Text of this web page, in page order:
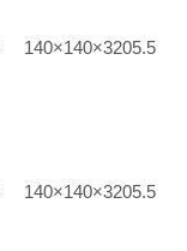
140×140×3205.5
140×140×3205.5